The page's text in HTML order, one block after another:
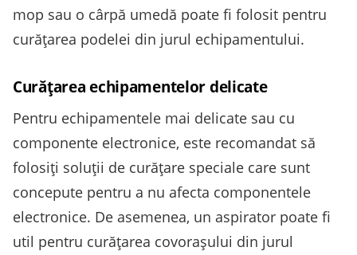
mop sau o cârpă umedă poate fi folosit pentru
curățarea podelei din jurul echipamentului.
Curățarea echipamentelor delicate
Pentru echipamentele mai delicate sau cu
componente electronice, este recomandat să
folosiți soluții de curățare speciale care sunt
concepute pentru a nu afecta componentele
electronice. De asemenea, un aspirator poate fi
util pentru curățarea covorașului din jurul